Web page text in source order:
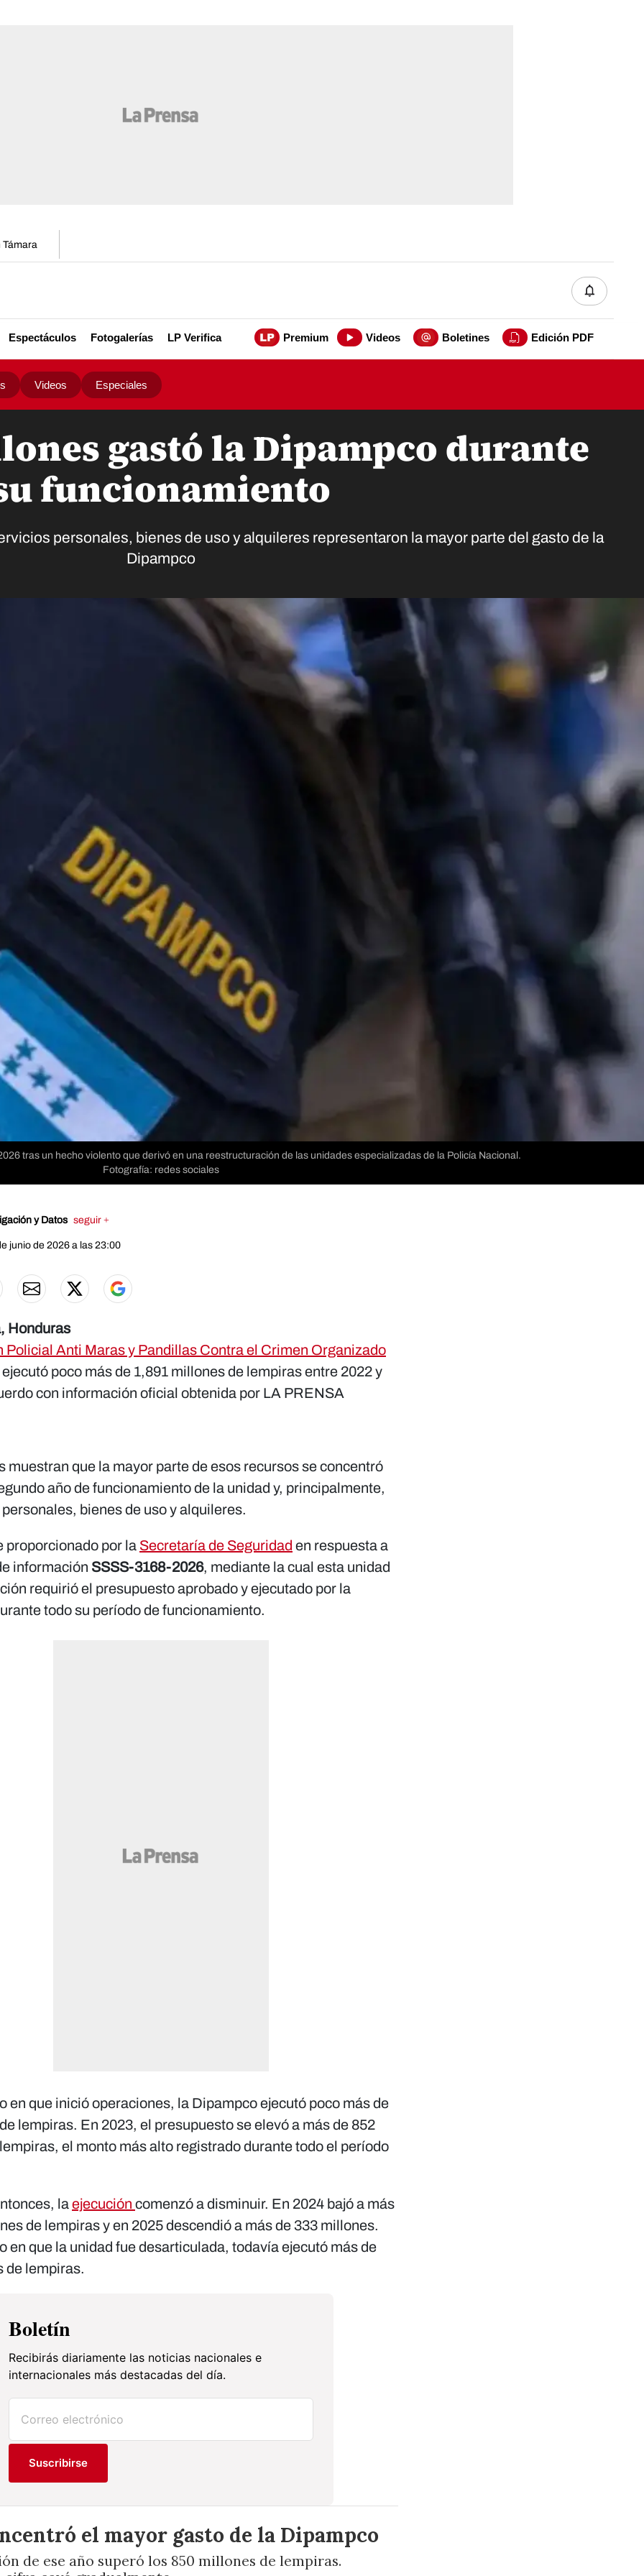
Támara
Espectáculos Fotogalerías LP Verifica Premium Videos Boletines Edición PDF
Videos Especiales
gastó la Dipampco durante
funcionamiento
personales, bienes de uso y alquileres representaron la mayor parte del gasto de la
Dipampco
tras un hecho violento que derivó en una reestructuración de las unidades especializadas de la Policía Nacional.
Fotografía: redes sociales
y Datos seguir +
junio de 2026 a las 23:00
Honduras
Policial Anti Maras y Pandillas Contra el Crimen Organizado
ejecutó poco más de 1,891 millones de lempiras entre 2022 y
con información oficial obtenida por LA PRENSA
muestran que la mayor parte de esos recursos se concentró
año de funcionamiento de la unidad y, principalmente,
bienes de uso y alquileres.
proporcionado por la Secretaría de Seguridad en respuesta a
información SSSS-3168-2026, mediante la cual esta unidad
requirió el presupuesto aprobado y ejecutado por la
todo su período de funcionamiento.
en que inició operaciones, la Dipampco ejecutó poco más de
lempiras. En 2023, el presupuesto se elevó a más de 852
el monto más alto registrado durante todo el período
laejecución comenzó a disminuir. En 2024 bajó a más
de lempiras y en 2025 descendió a más de 333 millones.
en que la unidad fue desarticulada, todavía ejecutó más de
de lempiras.
Boletín
Recibirás diariamente las noticias nacionales e
internacionales más destacadas del día.
Suscribirse